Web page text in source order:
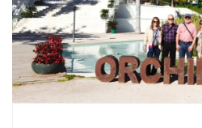
2
enero,
2025
2024-
03-